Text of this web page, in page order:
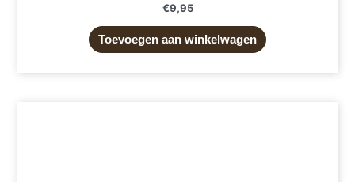
€9,95
Toevoegen aan winkelwagen